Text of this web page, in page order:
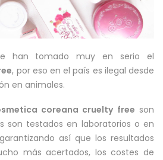
han tomado muy en serio el
, por eso en el país es ilegal desde
en animales.
coreana cruelty free son
son testados en laboratorios o en
así que los resultados
más acertados, los costes de